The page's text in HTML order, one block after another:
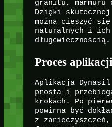
granitu, marmuru
Dzięki
można cieszyć się
naturalnych i ich
długowiecznością.
Proces
Aplikacja
prosta i
krokach. Po
powinna być
z